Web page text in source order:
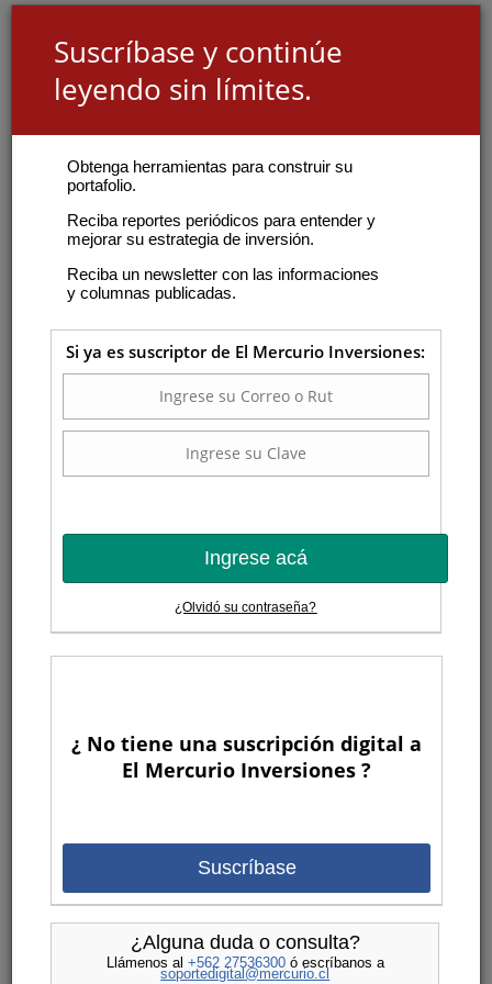
Suscríbase y continúe
leyendo sin límites.
Obtenga herramientas para construir su
portafolio.
Reciba reportes periódicos para entender y
mejorar su estrategia de inversión.
Reciba un newsletter con las informaciones
y columnas publicadas.
Si ya es suscriptor de El Mercurio Inversiones:
Ingrese acá
¿Olvidó su contraseña?
¿ No tiene una suscripción digital a
El Mercurio Inversiones ?
Suscríbase
¿Alguna duda o consulta?
Llámenos al +562 27536300ó escríbanos a
soportedigital@mercurio.cl